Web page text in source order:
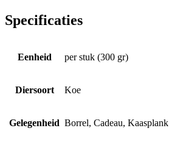
Specificaties
Eenheid per stuk (300 gr)
Diersoort Koe
Gelegenheid Borrel, Cadeau, Kaasplank